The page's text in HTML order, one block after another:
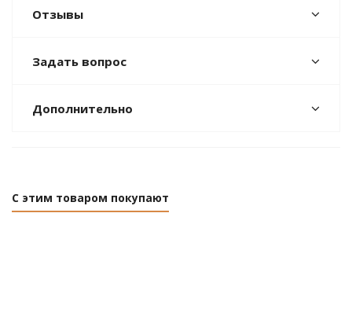
Отзывы
Задать вопрос
Дополнительно
С этим товаром покупают